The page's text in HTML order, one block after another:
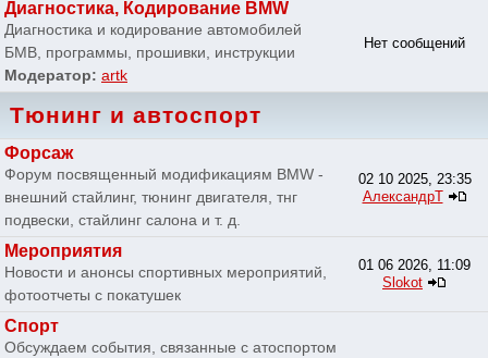
Диагностика, Кодирование BMW
Диагностика и кодирование автомобилей
БМВ, программы, прошивки, инструкции
Модератор: artk
Нет сообщений
Тюнинг и автоспорт
Форсаж
Форум посвященный модификациям BMW -
внешний стайлинг, тюнинг двигателя, тнг
подвески, стайлинг салона и т. д.
02 10 2025, 23:35
АлександрТ
Мероприятия
Новости и анонсы спортивных мероприятий,
фотоотчеты с покатушек
01 06 2026, 11:09
Slokot
Спорт
Обсуждаем события, связанные с атоспортом